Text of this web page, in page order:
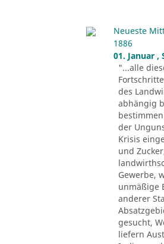
Neueste
1886
01. Januar ,
"...alle
des
abhängig
der
Krisis
und
Gewerbe,
unmäßige
anderer
gesucht,
liefern